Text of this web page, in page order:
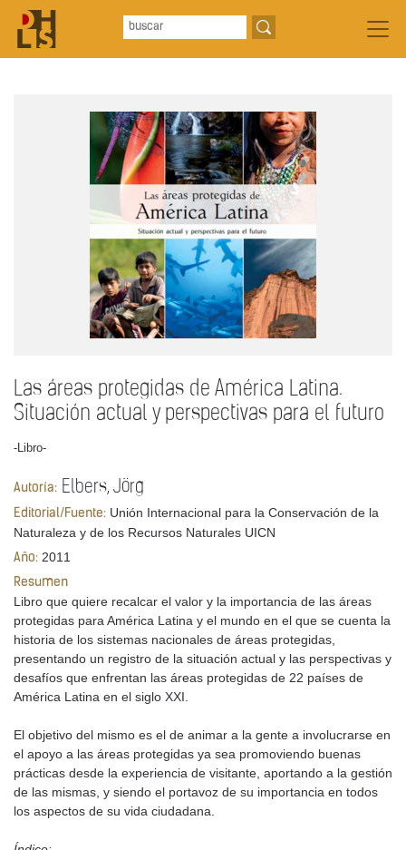
Las áreas protegidas de América Latina.
Situación actual y perspectivas para el futuro
-Libro-
Autoría: Elbers, Jörg
Editorial/Fuente: Unión Internacional para la Conservación de la
Naturaleza y de los Recursos Naturales UICN
Año: 2011
Resumen
Libro que quiere recalcar el valor y la importancia de las áreas
protegidas para América Latina y el mundo en el que se cuenta la
historia de los sistemas nacionales de áreas protegidas,
presentando un registro de la situación actual y las perspectivas y
desafíos que enfrentan las áreas protegidas de 22 países de
América Latina en el siglo XXI.
El objetivo del mismo es el de animar a la gente a involucrarse en
el apoyo a las áreas protegidas ya sea promoviendo buenas
prácticas desde la experiencia de visitante, aportando a la gestión
de las mismas, y siendo el portavoz de su importancia en todos
los aspectos de su vida ciudadana.